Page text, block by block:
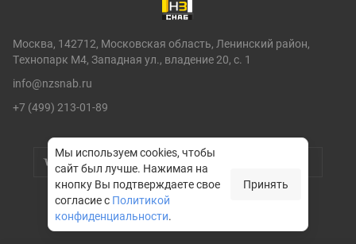
Москва, 142712, Московская область, Ленинский район,
Технопарк М4, Западная ул., владение 20, с. 1
info@nzsnab.ru
+7 (499) 213-01-89
Мы используем cookies, чтобы
сайт был лучше. Нажимая на
кнопку Вы подтверждаете свое
согласие с Политикой
конфиденциальности.
Принять